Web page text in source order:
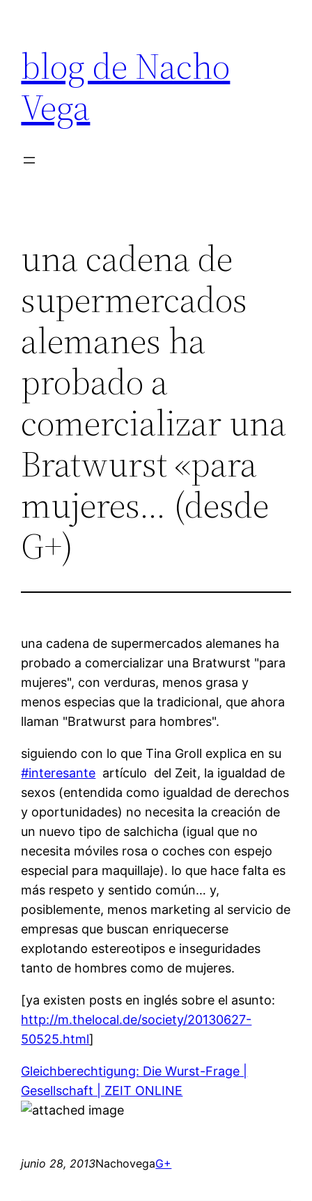
contenido
blog de Nacho
Vega
una cadena de
supermercados
alemanes ha
probado a
comercializar una
Bratwurst «para
mujeres… (desde
G+)
una cadena de supermercados alemanes ha
probado a comercializar una Bratwurst "para
mujeres", con verduras, menos grasa y
menos especias que la tradicional, que ahora
llaman "Bratwurst para hombres".
siguiendo con lo que Tina Groll explica en su
#interesante artículo del Zeit, la igualdad de
sexos (entendida como igualdad de derechos
y oportunidades) no necesita la creación de
un nuevo tipo de salchicha (igual que no
necesita móviles rosa o coches con espejo
especial para maquillaje). lo que hace falta es
más respeto y sentido común… y,
posiblemente, menos marketing al servicio de
empresas que buscan enriquecerse
explotando estereotipos e inseguridades
tanto de hombres como de mujeres.
[ya existen posts en inglés sobre el asunto:
http://m.thelocal.de/society/20130627-
50525.html]
Gleichberechtigung: Die Wurst-Frage |
Gesellschaft | ZEIT ONLINE
junio 28, 2013NachovegaG+